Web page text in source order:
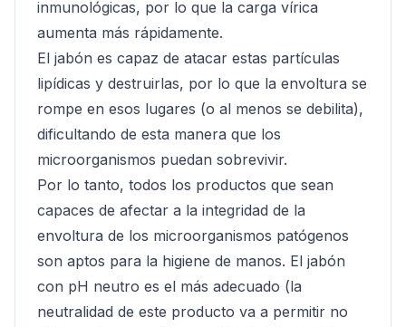
inmunológicas, por lo que la carga vírica
aumenta más rápidamente.
El jabón es capaz de atacar estas partículas
lipídicas y destruirlas, por lo que la envoltura se
rompe en esos lugares (o al menos se debilita),
dificultando de esta manera que los
microorganismos puedan sobrevivir.
Por lo tanto, todos los productos que sean
capaces de afectar a la integridad de la
envoltura de los microorganismos patógenos
son aptos para la higiene de manos. El jabón
con pH neutro es el más adecuado (la
neutralidad de este producto va a permitir no